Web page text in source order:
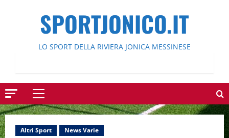
SPORTJONICO.IT
LO SPORT DELLA RIVIERA JONICA MESSINESE
Menu
principale
Altri Sport News Varie